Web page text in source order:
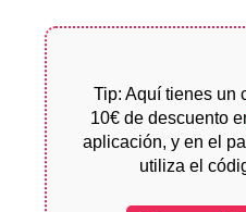
Tip: Aquí tienes un
10€ de descuento
aplicación, y en el
utiliza el